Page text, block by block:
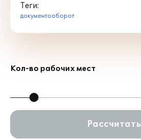
Теги:
документооборот
Кол-во рабочих мест
Рассчитать